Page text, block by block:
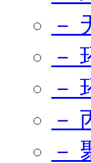
－
－
－
－
－